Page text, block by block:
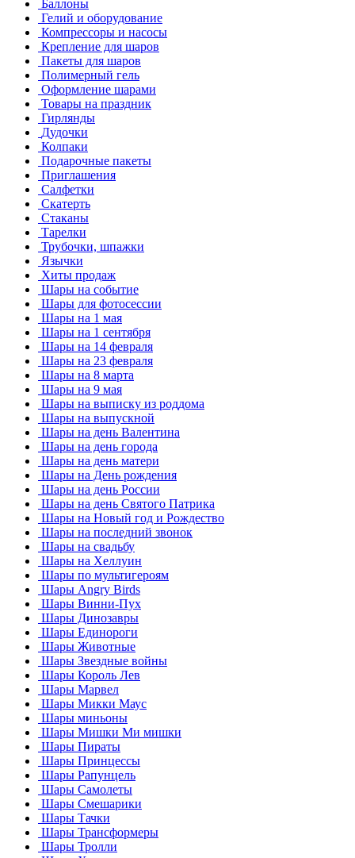
Баллоны
Гелий и оборудование
Компрессоры и насосы
Крепление для шаров
Пакеты для шаров
Полимерный гель
Оформление шарами
Товары на праздник
Гирлянды
Дудочки
Колпаки
Подарочные пакеты
Приглашения
Салфетки
Скатерть
Стаканы
Тарелки
Трубочки, шпажки
Язычки
Хиты продаж
Шары на событие
Шары для фотосессии
Шары на 1 мая
Шары на 1 сентября
Шары на 14 февраля
Шары на 23 февраля
Шары на 8 марта
Шары на 9 мая
Шары на выписку из роддома
Шары на выпускной
Шары на день Валентина
Шары на день города
Шары на день матери
Шары на День рождения
Шары на день России
Шары на день Святого Патрика
Шары на Новый год и Рождество
Шары на последний звонок
Шары на свадьбу
Шары на Хеллуин
Шары по мультигероям
Шары Angry Birds
Шары Винни-Пух
Шары Динозавры
Шары Единороги
Шары Животные
Шары Звездные войны
Шары Король Лев
Шары Марвел
Шары Микки Маус
Шары миньоны
Шары Мишки Ми мишки
Шары Пираты
Шары Принцессы
Шары Рапунцель
Шары Самолеты
Шары Смешарики
Шары Тачки
Шары Трансформеры
Шары Тролли